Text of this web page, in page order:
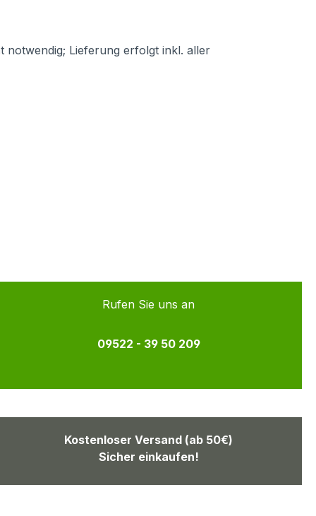
notwendig; Lieferung erfolgt inkl. aller
Rufen Sie uns an
09522 - 39 50 209
Kostenloser Versand (ab 50€)
Sicher einkaufen!